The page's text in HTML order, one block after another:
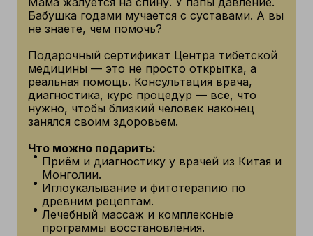
Бабушка годами мучается с суставами. А вы
не знаете, чем помочь?
Подарочный сертификат Центра тибетской
медицины — это не просто открытка, а
реальная помощь. Консультация врача,
диагностика, курс процедур — всё, что
нужно, чтобы близкий человек наконец
занялся своим здоровьем.
Что можно подарить:
Приём и диагностику у врачей из Китая и
Монголии.
Иглоукалывание и фитотерапию по
древним рецептам.
Лечебный массаж и комплексные
программы восстановления.